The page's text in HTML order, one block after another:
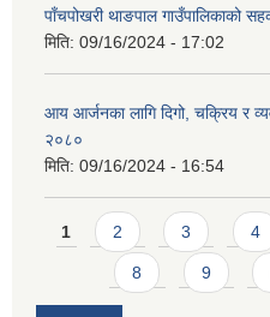
पाँचपोखरी थाङपाल गाउँपालिकाको
मिति: 09/16/2024 - 17:02
आय आर्जनका लागि दिगो, चक्रिय र
२०८०
मिति: 09/16/2024 - 16:54
Pages
1 2 3 4
8 9